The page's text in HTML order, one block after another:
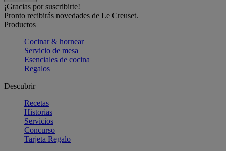
¡Gracias por suscribirte!
Pronto recibirás novedades de Le Creuset.
Productos
Cocinar & hornear
Servicio de mesa
Esenciales de cocina
Regalos
Descubrir
Recetas
Historias
Servicios
Concurso
Tarjeta Regalo